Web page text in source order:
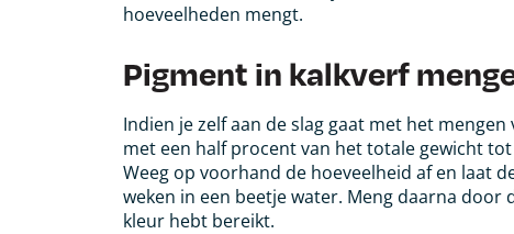
hoeveelheden mengt.
Pigment in kalkverf
Indien je zelf aan de slag gaat met het
met een half procent van het totale gewicht
Weeg op voorhand de hoeveelheid af en laat
weken in een beetje water. Meng daarna door
kleur hebt bereikt.